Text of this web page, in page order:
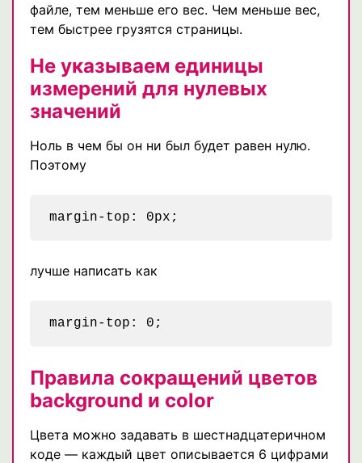
файле, тем меньше его вес. Чем меньше вес,
тем быстрее грузятся страницы.
Не указываем единицы
измерений для нулевых
значений
Ноль в чем бы он ни был будет равен нулю.
Поэтому
лучше написать как
Правила сокращений цветов
background и color
Цвета можно задавать в шестнадцатеричном
коде — каждый цвет описывается 6 цифрами